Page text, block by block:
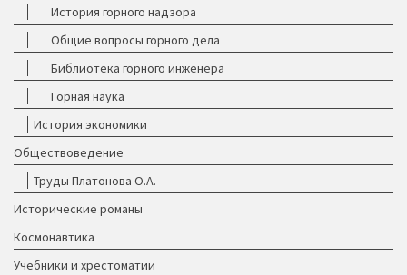
История горного надзора
Общие вопросы горного дела
Библиотека горного инженера
Горная наука
История экономики
Обществоведение
Труды Платонова О.А.
Исторические романы
Космонавтика
Учебники и хрестоматии